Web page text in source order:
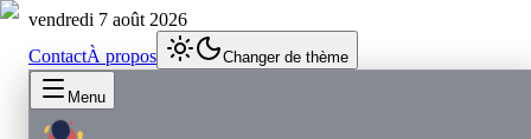
vendredi 7 août 2026
ContactÀ propos Changer de thème
Menu